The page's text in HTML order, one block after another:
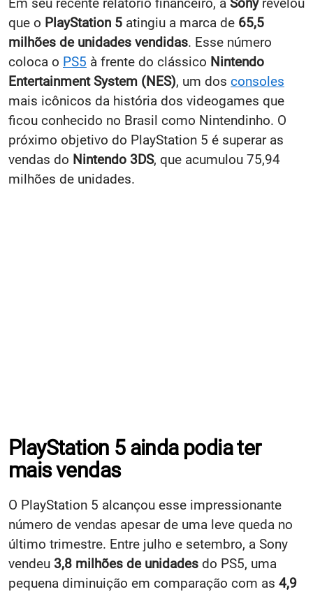
que o PlayStation 5 atingiu a marca de 65,5
milhões de unidades vendidas. Esse número
coloca o PS5 à frente do clássico Nintendo
Entertainment System (NES), um dos consoles
mais icônicos da história dos videogames que
ficou conhecido no Brasil como Nintendinho. O
próximo objetivo do PlayStation 5 é superar as
vendas do Nintendo 3DS, que acumulou 75,94
milhões de unidades.
PlayStation 5 ainda podia ter
mais vendas
O PlayStation 5 alcançou esse impressionante
número de vendas apesar de uma leve queda no
último trimestre. Entre julho e setembro, a Sony
vendeu 3,8 milhões de unidades do PS5, uma
pequena diminuição em comparação com as 4,9